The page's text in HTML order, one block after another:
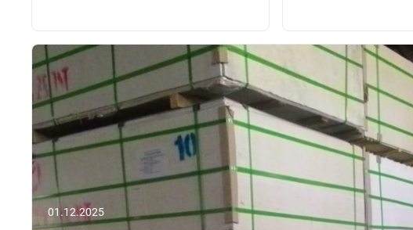
01.12.2025